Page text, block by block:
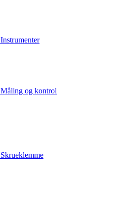
Instrumenter
Måling og kontrol
Skrueklemme